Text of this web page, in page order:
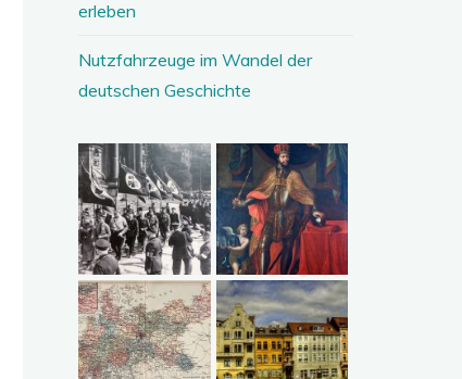
erleben
Nutzfahrzeuge im Wandel der
deutschen Geschichte